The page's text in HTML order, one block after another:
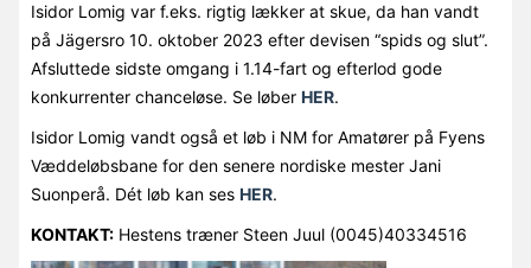
Isidor Lomig var f.eks. rigtig lækker at skue, da han vandt
på Jägersro 10. oktober 2023 efter devisen “spids og slut”.
Afsluttede sidste omgang i 1.14-fart og efterlod gode
konkurrenter chanceløse. Se løber HER.
Isidor Lomig vandt også et løb i NM for Amatører på Fyens
Væddeløbsbane for den senere nordiske mester Jani
Suonperå. Dét løb kan ses HER.
KONTAKT:Hestens træner Steen Juul (0045)40334516